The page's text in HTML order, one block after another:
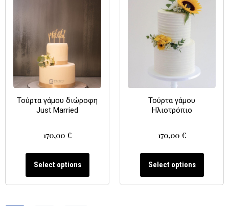
Τούρτα γάμου διώροφη
Just Married
170,00 €
Select options
Τούρτα γάμου
Ηλιοτρόπιο
170,00 €
Select options